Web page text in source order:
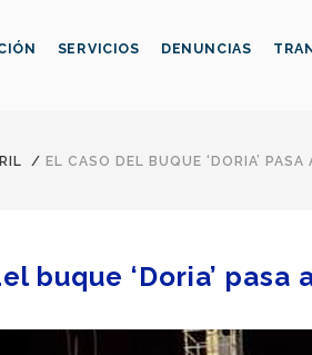
SERVICIOS DENUNCIAS
/ EL CASO DEL BUQUE ‘DORIA’
buque ‘Doria’